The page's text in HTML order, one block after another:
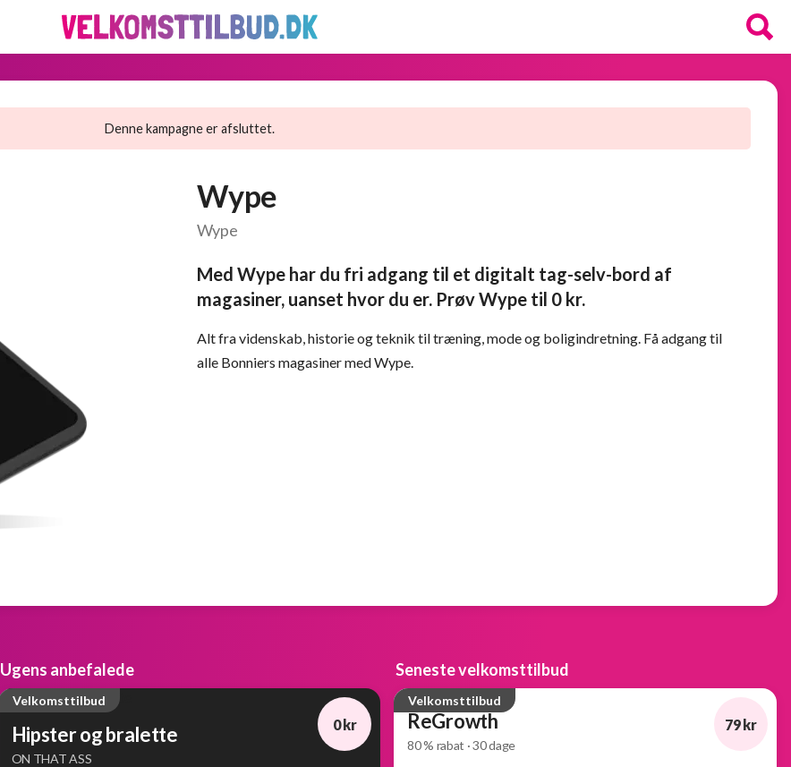
Denne kampagne er afsluttet.
Wype
Wype
Med Wype har du fri adgang til et digitalt tag-selv-bord af
magasiner, uanset hvor du er. Prøv Wype til 0 kr.
Alt fra videnskab, historie og teknik til træning, mode og boligindretning. Få adgang til
alle Bonniers magasiner med Wype.
Ugens anbefalede
Velkomsttilbud
Hipster og bralette
ON THAT ASS
0 kr
Seneste velkomsttilbud
Velkomsttilbud
ReGrowth
80 % rabat · 30 dage
79 kr